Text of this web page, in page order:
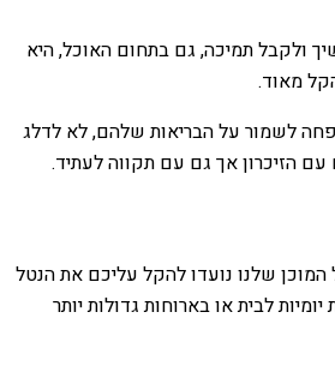
ולקבל תמיכה, גם בתחום האוכל, היא
מאוד.
לשמור על הבריאות שלהם, לא לדלג
הזיכרון אך גם עם תקווה לעתיד.
המוכן שלנו נועדו להקל עליכם את הנטל
לבית או בארוחות גדולות יותר